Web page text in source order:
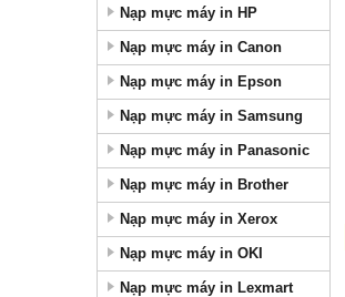
Nạp mực máy in HP
Nạp mực máy in Canon
Nạp mực máy in Epson
Nạp mực máy in Samsung
Nạp mực máy in Panasonic
Nạp mực máy in Brother
Nạp mực máy in Xerox
Nạp mực máy in OKI
Nạp mực máy in Lexmart